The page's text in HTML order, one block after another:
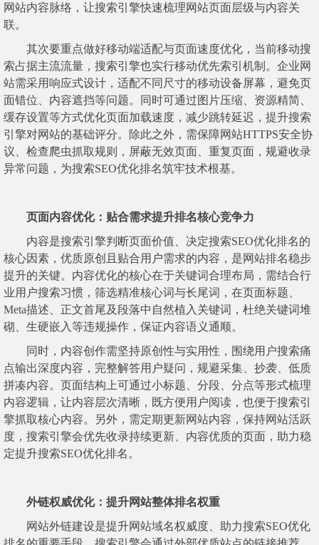
网站内容脉络，让搜索引擎快速梳理网站页面层级与内容关
联。
其次要重点做好移动端适配与页面速度优化，当前移动搜
索占据主流流量，搜索引擎也实行移动优先索引机制。企业网
站需采用响应式设计，适配不同尺寸的移动设备屏幕，避免页
面错位、内容遮挡等问题。同时可通过图片压缩、资源精简、
缓存设置等方式优化页面加载速度，减少跳转延迟，提升搜索
引擎对网站的基础评分。除此之外，需保障网站HTTPS安全协
议、检查爬虫抓取规则，屏蔽无效页面、重复页面，规避收录
异常问题，为搜索SEO优化排名筑牢技术根基。
页面内容优化：贴合需求提升排名核心竞争力
内容是搜索引擎判断页面价值、决定搜索SEO优化排名的
核心因素，优质原创且贴合用户需求的内容，是网站排名稳步
提升的关键。内容优化的核心在于关键词合理布局，需结合行
业用户搜索习惯，筛选精准核心词与长尾词，在页面标题、
Meta描述、正文首尾及段落中自然植入关键词，杜绝关键词堆
砌、生硬嵌入等违规操作，保证内容语义通顺。
同时，内容创作需坚持原创性与实用性，围绕用户搜索痛
点输出深度内容，完整解答用户疑问，规避采集、抄袭、低质
拼凑内容。页面结构上可通过小标题、分段、分点等形式梳理
内容逻辑，让内容层次清晰，既方便用户阅读，也便于搜索引
擎抓取核心内容。另外，需定期更新网站内容，保持网站活跃
度，搜索引擎会优先收录持续更新、内容优质的页面，助力稳
定提升搜索SEO优化排名。
外链权威优化：提升网站整体排名权重
网站外链建设是提升网站域名权威度、助力搜索SEO优化